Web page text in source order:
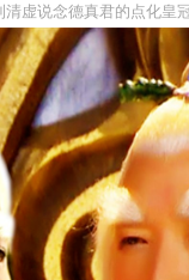
虚说念德真君的点化皇